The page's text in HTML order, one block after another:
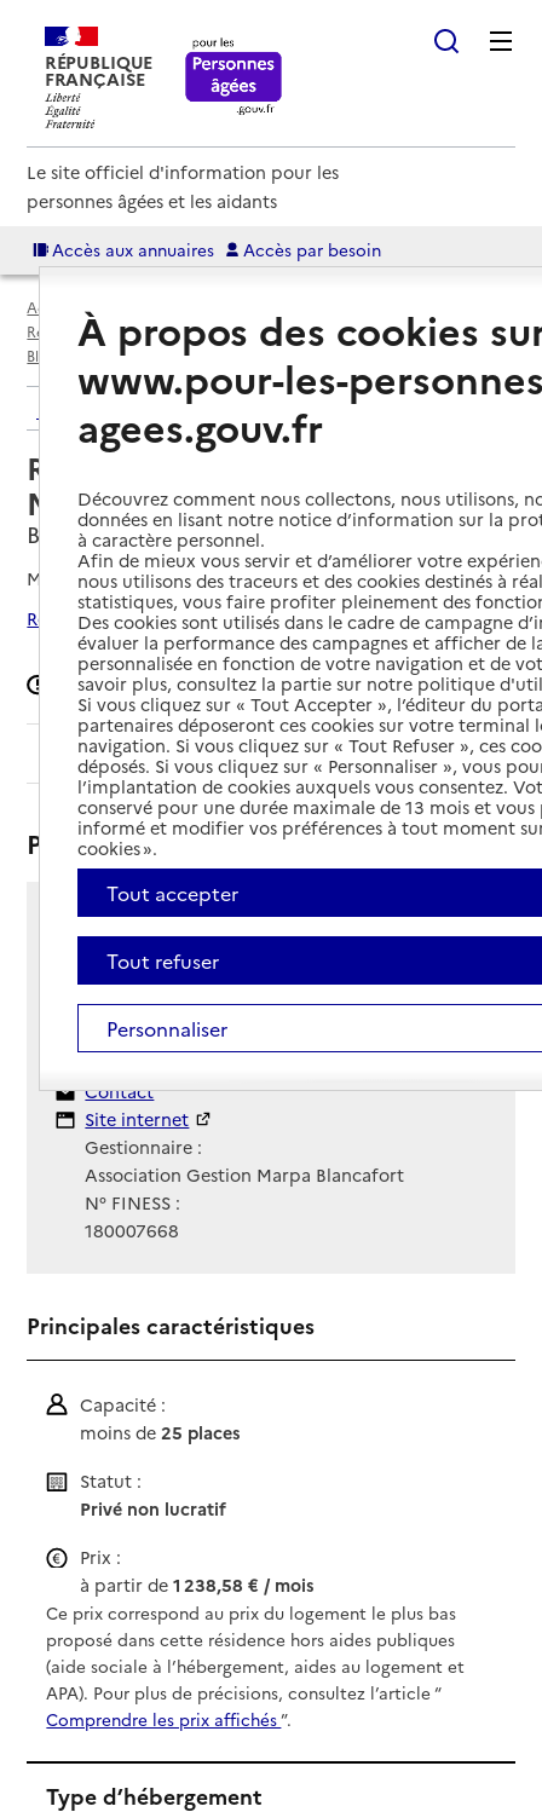
RÉPUBLIQUE
FRANÇAISE
Le site officiel d'information pour les
personnes âgées et les aidants
Accès aux annuaires Accès par besoin
Accueil
Résidences autonomie par département
Cher (18)
Blancafort
Résidence autonomie MARPA les Marinières
Retour aux résultats de l'annuaire
Résidence autonomie MARPA les
Marinières
Blancafort, CHER
Mis à jour le08/09/2024
Rechercher les établissements autour de Blancafort
Signaler une erreur
Sommaire
Présentation
6 route de Coullons
LES MARNIERES
18410 - Blancafort
Voir itinéraire
Téléphone :
Contact
Contact
Site Internet
Site internet
Gestionnaire :
Association Gestion Marpa Blancafort
N° FINESS :
180007668
Principales caractéristiques
Capacité :
moins de25 places
Statut :
Privé non lucratif
Prix :
à partir de1 238,58 € / mois
Ce prix correspond au prix du logement le plus bas
proposé dans cette résidence hors aides publiques
(aide sociale à l’hébergement, aides au logement et
APA). Pour plus de précisions, consultez l’article “
Comprendre les prix affichés”.
Type d’hébergement
À propos des cookies
www.pour-les-
agees.gouv.fr
Découvrez comment nous collectons, nous utilisons,
données en lisant notre notice d’information sur la
à caractère personnel.
Afin de mieux vous servir et d’améliorer votre
nous utilisons des traceurs et des cookies destinés à
statistiques, vous faire profiter pleinement des
Des cookies sont utilisés dans le cadre de campagne
évaluer la performance des campagnes et afficher de
personnalisée en fonction de votre navigation et de
savoir plus, consultez la partie sur notre politique
Si vous cliquez sur « Tout Accepter », l’éditeur du
partenaires déposeront ces cookies sur votre terminal
navigation. Si vous cliquez sur « Tout Refuser », ces
déposés. Si vous cliquez sur « Personnaliser », vous
l’implantation de cookies auxquels vous consentez.
conservé pour une durée maximale de 13 mois et
informé et modifier vos préférences à tout moment
cookies ».
Tout accepter
Tout refuser
Personnaliser